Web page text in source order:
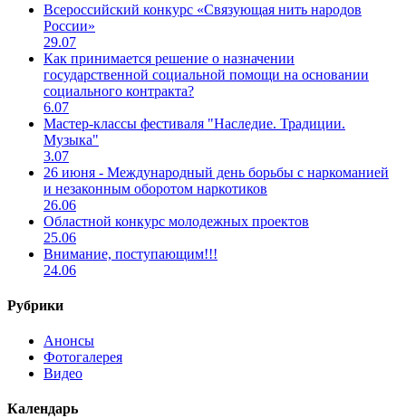
Всероссийский конкурс «Связующая нить народов
России»
29.07
Как принимается решение о назначении
государственной социальной помощи на основании
социального контракта?
6.07
Мастер-классы фестиваля "Наследие. Традиции.
Музыка"
3.07
26 июня - Международный день борьбы с наркоманией
и незаконным оборотом наркотиков
26.06
Областной конкурс молодежных проектов
25.06
Внимание, поступающим!!!
24.06
Рубрики
Анонсы
Фотогалерея
Видео
Календарь